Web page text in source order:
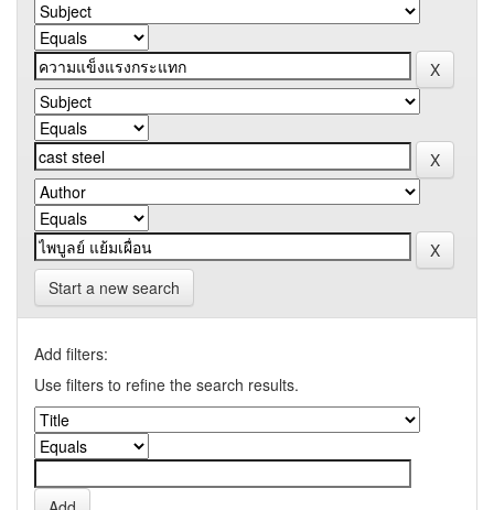
Start a new search
Add filters:
Use filters to refine the search results.